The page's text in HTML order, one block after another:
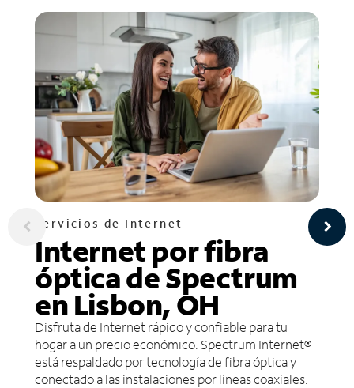
Servicios de Internet
Internet por fibra
óptica de Spectrum
en Lisbon, OH
Disfruta de Internet rápido y confiable para tu
hogar a un precio económico. Spectrum Internet®
está respaldado por tecnología de fibra óptica y
conectado a las instalaciones por líneas coaxiales.